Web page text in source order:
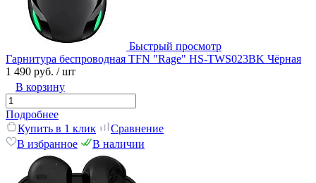
Быстрый просмотр
Гарнитура беспроводная TFN "Rage" HS-TWS023BK Чёрная
1 490 руб. / шт
В корзину
Подробнее
Купить в 1 клик
Сравнение
В избранное
В наличии